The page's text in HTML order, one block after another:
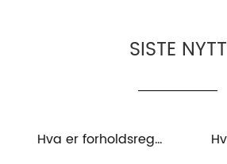
SISTE NYTT
Hva er forholdsreglene for vedlikehold og stell av fjerne spinnende sneller i sjøvannsmiljø